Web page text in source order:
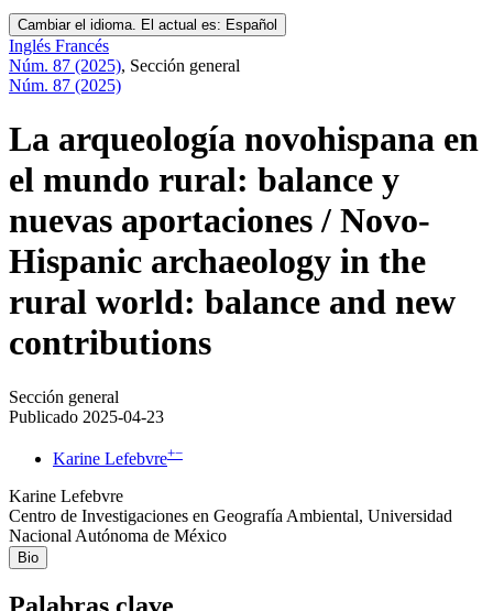
Cambiar el idioma. El actual es: Español
Inglés Francés
Núm. 87 (2025), Sección general
Núm. 87 (2025)
La arqueología novohispana en
el mundo rural: balance y
nuevas aportaciones / Novo-
Hispanic archaeology in the
rural world: balance and new
contributions
Sección general
Publicado 2025-04-23
Karine Lefebvre+−
Karine Lefebvre
Centro de Investigaciones en Geografía Ambiental, Universidad
Nacional Autónoma de México
Bio